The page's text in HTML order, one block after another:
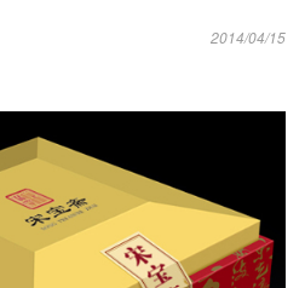
2014/04/15